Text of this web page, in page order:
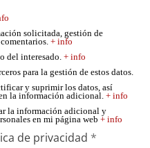
solicitada, gestión de
+ info
del interesado.+ info
para la gestión de estos datos.
y suprimir los datos, así
la información adicional.+ info
la información adicional y
en mi página web+ info
de privacidad *